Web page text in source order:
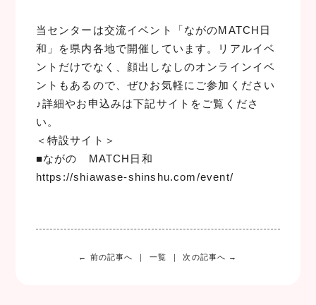
当センターは交流イベント「ながのMATCH日
和」を県内各地で開催しています。リアルイベ
ントだけでなく、顔出しなしのオンラインイベ
ントもあるので、ぜひお気軽にご参加ください
♪詳細やお申込みは下記サイトをご覧くださ
い。
＜特設サイト＞
■ながの MATCH日和
https://shiawase-shinshu.com/event/
← 前の記事へ 一覧 次の記事へ →